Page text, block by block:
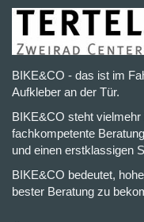
BIKE&CO - das ist im
Aufkleber an der Tür.
BIKE&CO steht
fachkompetente
und einen erstklassigen
BIKE&CO bedeutet,
bester Beratung zu